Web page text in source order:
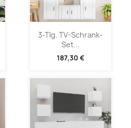
3-Tlg. TV-Schrank-
Set...
187,30 €